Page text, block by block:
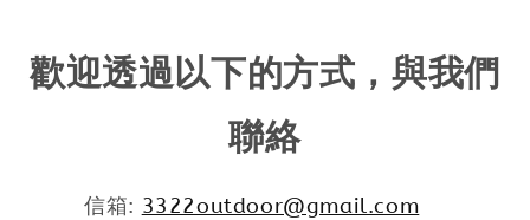
歡迎透過以下的方式，與我們
聯絡
信箱: 3322outdoor@gmail.com